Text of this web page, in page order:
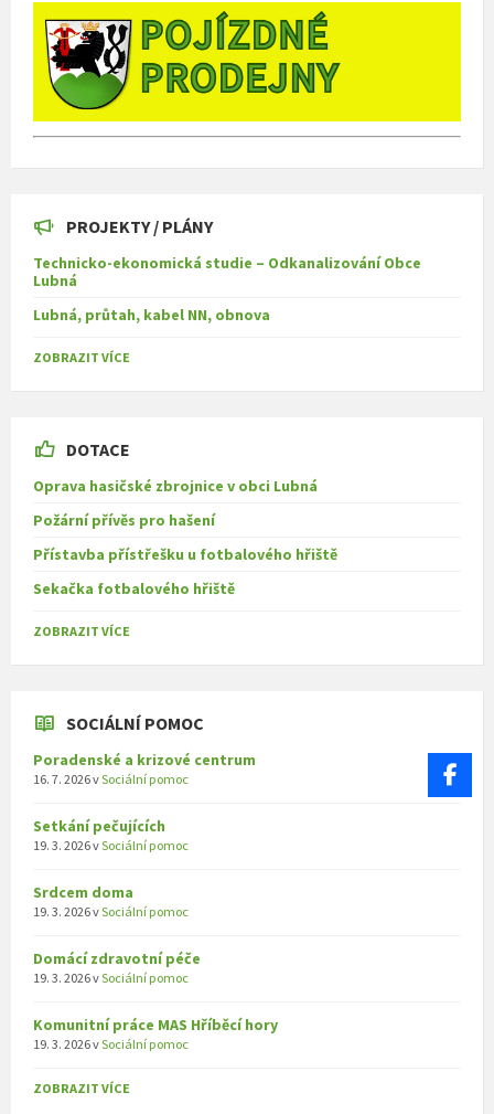
PROJEKTY / PLÁNY
Technicko-ekonomická studie – Odkanalizování Obce
Lubná
Lubná, průtah, kabel NN, obnova
ZOBRAZIT VÍCE
DOTACE
Oprava hasičské zbrojnice v obci Lubná
Požární přívěs pro hašení
Přístavba přístřešku u fotbalového hřiště
Sekačka fotbalového hřiště
ZOBRAZIT VÍCE
SOCIÁLNÍ POMOC
Poradenské a krizové centrum
16. 7. 2026vSociální pomoc
Setkání pečujících
19. 3. 2026vSociální pomoc
Srdcem doma
19. 3. 2026vSociální pomoc
Domácí zdravotní péče
19. 3. 2026vSociální pomoc
Komunitní práce MAS Hříběcí hory
19. 3. 2026vSociální pomoc
ZOBRAZIT VÍCE